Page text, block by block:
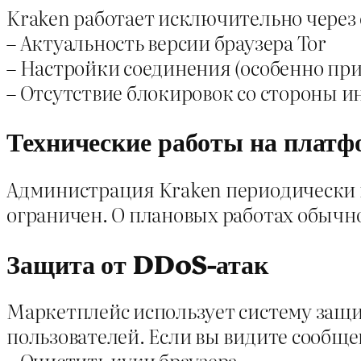
Kraken работает исключительно
– Актуальность версии браузера Tor
– Настройки соединения (особенно
– Отсутствие блокировок со стороны
Технические работы на
Администрация Kraken периодически
ограничен. О плановых работах
Защита от DDoS-атак
Маркетплейс использует систему
пользователей. Если вы видите